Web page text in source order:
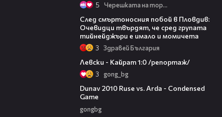
5 Черешката на тортата
След смъртоносния побой в Пловдив:
Очевидци твърдят, че сред групата
тийнейджъри е имало и момичета
3 Здравей България
Левски - Кайрат 1:0 /репортаж/
3 gong_bg
Dunav 2010 Ruse vs. Arda - Condensed
Game
gongbg